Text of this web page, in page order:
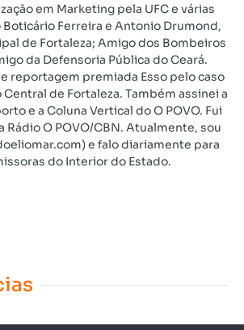
em Marketing pela UFC e várias
Ferreira e Antonio Drumond,
de Fortaleza; Amigo dos Bombeiros
da Defensoria Pública do Ceará.
reportagem premiada Esso pelo caso
Central de Fortaleza. Também assinei a
e a Coluna Vertical do O POVO. Fui
Rádio O POVO/CBN. Atualmente, sou
e falo diariamente para
do Interior do Estado.